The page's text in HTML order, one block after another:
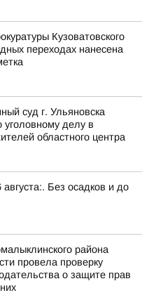
Кузоватовского
переходах нанесена
суд г. Ульяновска
уголовному делу в
областного центра
Без осадков и до
района
провела проверку
о защите прав